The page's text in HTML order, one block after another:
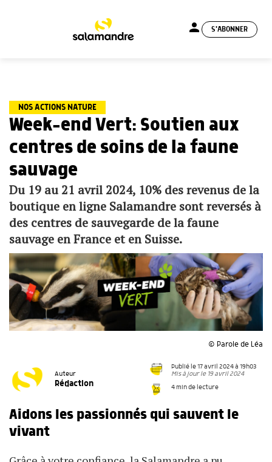
person S'ABONNER
NOS ACTIONS NATURE
Week-end Vert: Soutien aux
centres de soins de la faune
sauvage
Du 19 au 21 avril 2024, 10% des revenus de la
boutique en ligne Salamandre sont reversés à
des centres de sauvegarde de la faune
sauvage en France et en Suisse.
© Parole de Léa
Auteur
Rédaction
Publié le 17 avril 2024 à 19h03
Mis à jour le 19 avril 2024
4 min de lecture
Aidons les passionnés qui sauvent le
vivant